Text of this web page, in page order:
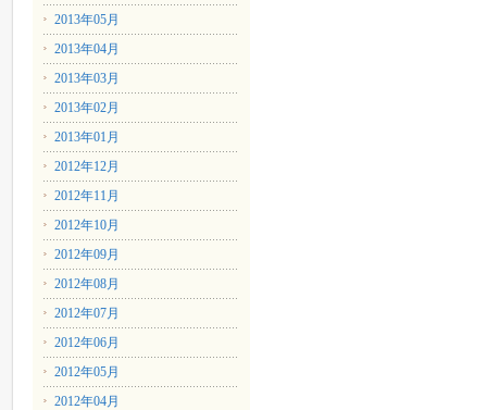
2013年05月
2013年04月
2013年03月
2013年02月
2013年01月
2012年12月
2012年11月
2012年10月
2012年09月
2012年08月
2012年07月
2012年06月
2012年05月
2012年04月